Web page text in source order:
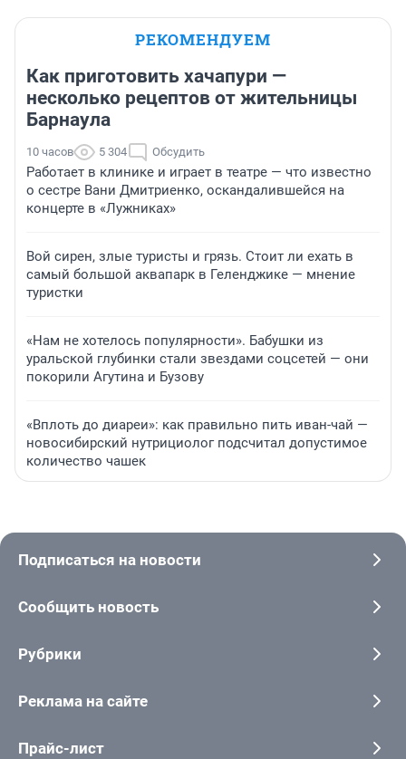
РЕКОМЕНДУЕМ
Как приготовить хачапури —
несколько рецептов от жительницы
Барнаула
10 часов 5 304 Обсудить
Работает в клинике и играет в театре — что известно
о сестре Вани Дмитриенко, оскандалившейся на
концерте в «Лужниках»
Вой сирен, злые туристы и грязь. Стоит ли ехать в
самый большой аквапарк в Геленджике — мнение
туристки
«Нам не хотелось популярности». Бабушки из
уральской глубинки стали звездами соцсетей — они
покорили Агутина и Бузову
«Вплоть до диареи»: как правильно пить иван-чай —
новосибирский нутрициолог подсчитал допустимое
количество чашек
Подписаться на новости
Сообщить новость
Рубрики
Реклама на сайте
Прайс-лист